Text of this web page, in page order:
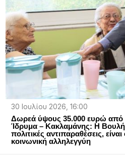
30 Ιουλίου 2026, 16:00
Δωρεά ύψους 35.000 ευρώ από
Ίδρυμα – Κακλαμάνης: Η Βουλή
πολιτικές αντιπαραθέσεις,
κοινωνική αλληλεγγύη